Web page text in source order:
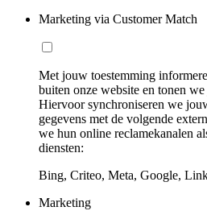
Marketing via Customer Match
Met jouw toestemming
buiten onze website en tonen
Hiervoor synchroniseren we
gegevens met de volgende
we hun online reclamekanalen
diensten:
Bing, Criteo, Meta, Google,
Marketing